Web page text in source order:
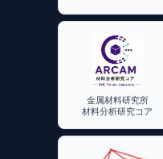
金属材料研究所
材料分析研究コア